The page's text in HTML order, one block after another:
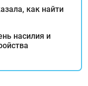
как найти
насилия и